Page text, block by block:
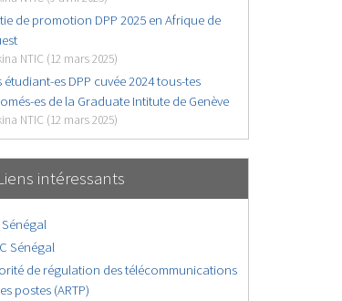
de promotion DPP 2025 en Afrique de
NTIC (12 mars 2025)
étudiant-es DPP cuvée 2024 tous-tes
es de la Graduate Intitute de Genève
NTIC (12 mars 2025)
intéressants
Sénégal
Sénégal
de régulation des télécommunications
postes (ARTP)